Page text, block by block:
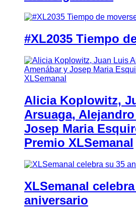
#XL2035 Tiempo
Alicia Koplowitz,
Arsuaga,
Josep Maria
Premio XLSemanal
XLSemanal
aniversario